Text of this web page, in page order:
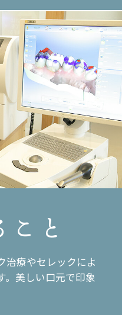
と
治療やセレックによ
。美しい口元で印象